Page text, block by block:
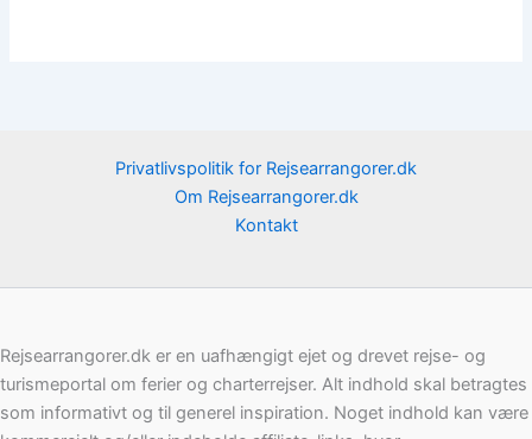
Privatlivspolitik for Rejsearrangorer.dk
Om Rejsearrangorer.dk
Kontakt
Rejsearrangorer.dk er en uafhængigt ejet og drevet rejse- og
turismeportal om ferier og charterrejser. Alt indhold skal betragtes
som informativt og til generel inspiration. Noget indhold kan være